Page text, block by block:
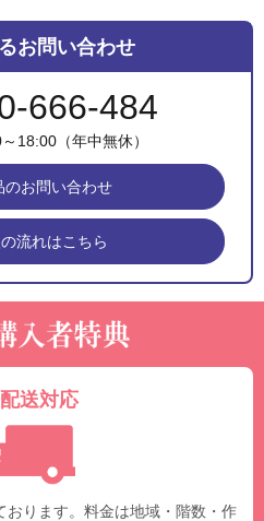
お問い合わせ
666-484
18:00（年中無休）
のお問い合わせ
流れはこちら
送対応
ります。料金は地域・階数・作